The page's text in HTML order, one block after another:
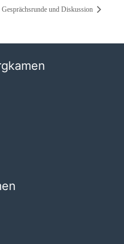
Gesprächsrunde und Diskussion